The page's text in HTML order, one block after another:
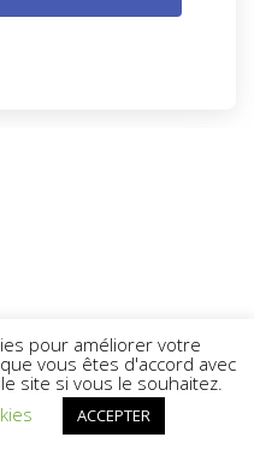
pour améliorer votre
vous êtes d'accord avec
site si vous le souhaitez.
ACCEPTER